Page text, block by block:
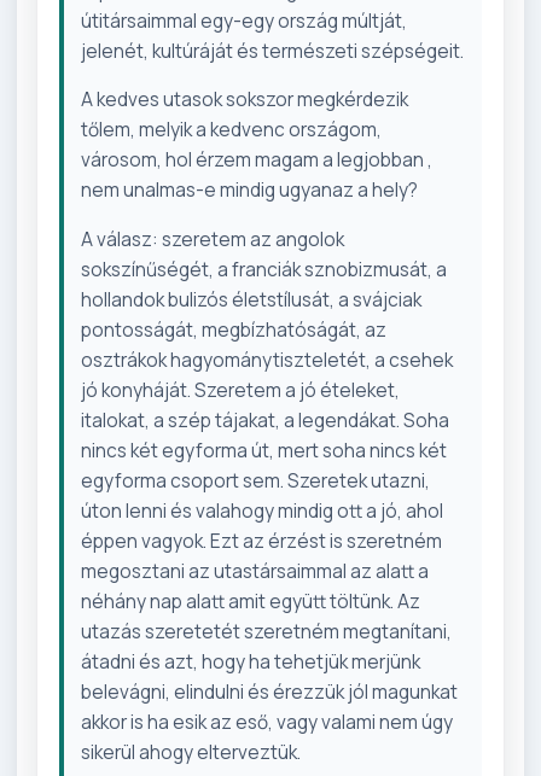
útitársaimmal egy-egy ország múltját,
jelenét, kultúráját és természeti szépségeit.
A kedves utasok sokszor megkérdezik
tőlem, melyik a kedvenc országom,
városom, hol érzem magam a legjobban ,
nem unalmas-e mindig ugyanaz a hely?
A válasz: szeretem az angolok
sokszínűségét, a franciák sznobizmusát, a
hollandok bulizós életstílusát, a svájciak
pontosságát, megbízhatóságát, az
osztrákok hagyománytiszteletét, a csehek
jó konyháját. Szeretem a jó ételeket,
italokat, a szép tájakat, a legendákat. Soha
nincs két egyforma út, mert soha nincs két
egyforma csoport sem. Szeretek utazni,
úton lenni és valahogy mindig ott a jó, ahol
éppen vagyok. Ezt az érzést is szeretném
megosztani az utastársaimmal az alatt a
néhány nap alatt amit együtt töltünk. Az
utazás szeretetét szeretném megtanítani,
átadni és azt, hogy ha tehetjük merjünk
belevágni, elindulni és érezzük jól magunkat
akkor is ha esik az eső, vagy valami nem úgy
sikerül ahogy elterveztük.